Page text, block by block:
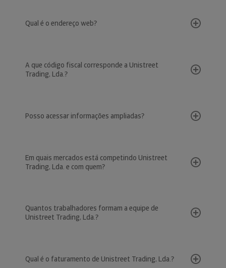
Qual é o endereço web?
A que código fiscal corresponde a Unistreet
Trading, Lda.?
Posso acessar informações ampliadas?
Em quais mercados está competindo Unistreet
Trading, Lda. e com quem?
Quantos trabalhadores formam a equipe de
Unistreet Trading, Lda.?
Qual é o faturamento de Unistreet Trading, Lda.?